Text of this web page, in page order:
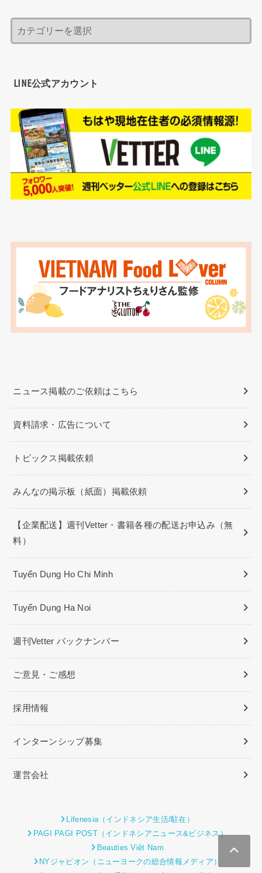
LINE公式アカウント
ニュース掲載のご依頼はこちら
資料請求・広告について
トピックス掲載依頼
みんなの掲示板（紙面）掲載依頼
【企業配送】週刊Vetter・書籍各種の配送お申込み（無
料）
Tuyển Dụng Ho Chi Minh
Tuyển Dụng Ha Noi
週刊Vetter バックナンバー
ご意見・ご感想
採用情報
インターンシップ募集
運営会社
Lifenesia（インドネシア生活/駐在）
PAGI PAGI POST（インドネシアニュース&ビジネス）
Beauties Việt Nam
NYジャピオン（ニューヨークの総合情報メディア）